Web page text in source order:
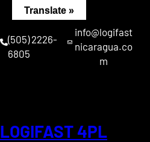
Saltar
contenido
(505) 2226-
6805
info@logifast
nicaragua.co
m
LOGIFAST 4PL
Translate »